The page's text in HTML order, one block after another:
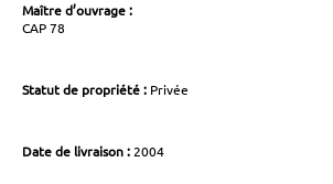
Maître d’ouvrage :
CAP 78
Statut de propriété : Privée
Date de livraison : 2004